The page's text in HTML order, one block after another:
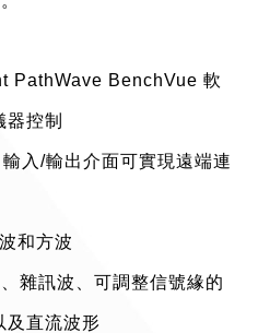
PathWave BenchVue 軟
控制
入/輸出介面可實現遠端連
和方波
雜訊波、可調整信號緣的
及直流波形